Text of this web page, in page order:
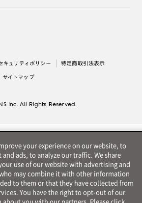
キュリティポリシー 特定商取引法表示
サイトマップ
Inc. All Rights Reserved.
your experience on our website, to
ads, to analyze our traffic. We share
use of our website with advertising and
may combine it with other information
to them or that they have collected from
You have the right to opt-out of our